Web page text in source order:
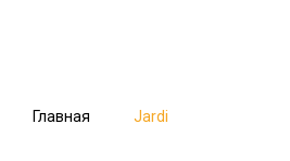
Главная Jardi